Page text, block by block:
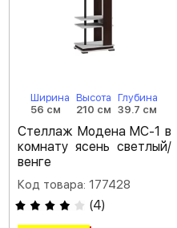
Ширина
56 см
Высота
210 см
Глубина
39.7 см
Стеллаж Модена МС-1 в
комнату ясень светлый/
венге
Код товара: 177428
(4)